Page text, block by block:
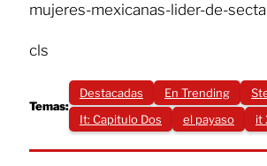
mujeres-mexicanas-lider-de-
cls
Temas:
Destacadas En Trending
It: Capitulo Dos
el payaso it